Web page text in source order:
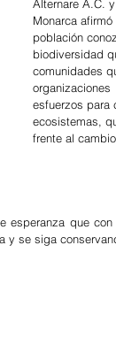
Alternare A.C.
Monarca
población
biodiversidad
comunidades
organizaciones
esfuerzos para
ecosistemas,
frente al
esperanza que
y se siga